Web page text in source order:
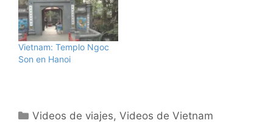
Vietnam: Templo Ngoc
Son en Hanoi
Categorías
Videos de viajes,Videos de Vietnam